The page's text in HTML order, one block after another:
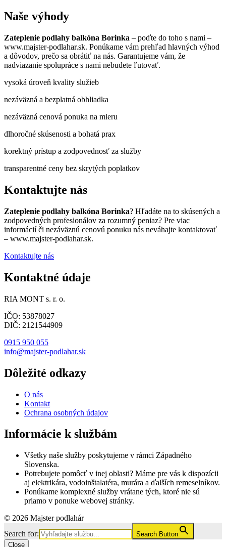
Naše výhody
Zateplenie podlahy balkóna Borinka – poďte do toho s nami –
www.majster-podlahar.sk. Ponúkame vám prehľad hlavných výhod
a dôvodov, prečo sa obrátiť na nás. Garantujeme vám, že
nadviazanie spolupráce s nami nebudete ľutovať.
vysoká úroveň kvality služieb
nezáväzná a bezplatná obhliadka
nezáväzná cenová ponuka na mieru
dlhoročné skúsenosti a bohatá prax
korektný prístup a zodpovednosť za služby
transparentné ceny bez skrytých poplatkov
Kontaktujte nás
Zateplenie podlahy balkóna Borinka? Hľadáte na to skúsených a
zodpovedných profesionálov za rozumný peniaz? Pre viac
informácií či nezáväznú cenovú ponuku nás neváhajte kontaktovať
– www.majster-podlahar.sk.
Kontaktujte nás
Kontaktné údaje
RIA MONT s. r. o.
IČO: 53878027
DIČ: 2121544909
0915 950 055
info@majster-podlahar.sk
Dôležité odkazy
O nás
Kontakt
Ochrana osobných údajov
Informácie k službám
Všetky naše služby poskytujeme v rámci Západného
Slovenska.
Potrebujete pomôcť v inej oblasti? Máme pre vás k dispozícii
aj elektrikára, vodoinštalatéra, murára a ďalších remeselníkov.
Ponúkame komplexné služby vrátane tých, ktoré nie sú
priamo v ponuke webovej stránky.
© 2026 Majster podlahár
Search for:
Search Button
Close